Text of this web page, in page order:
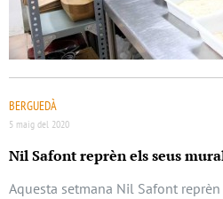
BERGUEDÀ
5 maig del 2020
Nil Safont reprèn els seus
Aquesta setmana Nil Safont